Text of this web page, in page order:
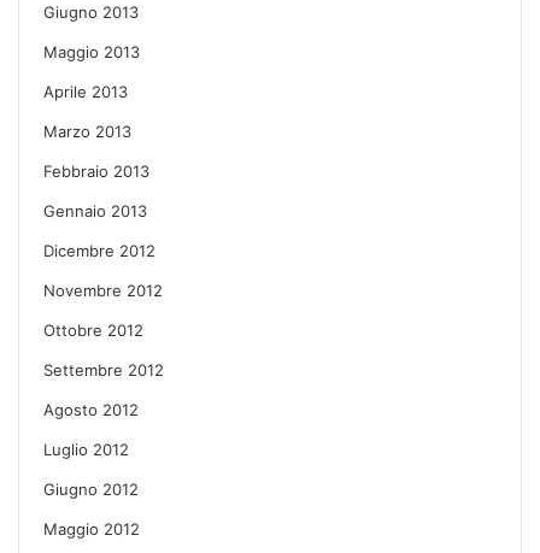
Giugno 2013
Maggio 2013
Aprile 2013
Marzo 2013
Febbraio 2013
Gennaio 2013
Dicembre 2012
Novembre 2012
Ottobre 2012
Settembre 2012
Agosto 2012
Luglio 2012
Giugno 2012
Maggio 2012